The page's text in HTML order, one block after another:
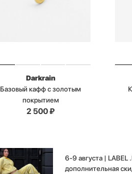
Darkrain
Базовый кафф с золотым
покрытием
2 500₽
6-9 августа | LABEL
дополнительная